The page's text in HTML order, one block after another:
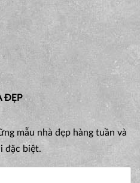
ĐẸP
mẫu nhà đẹp hàng tuần và
đặc biệt.